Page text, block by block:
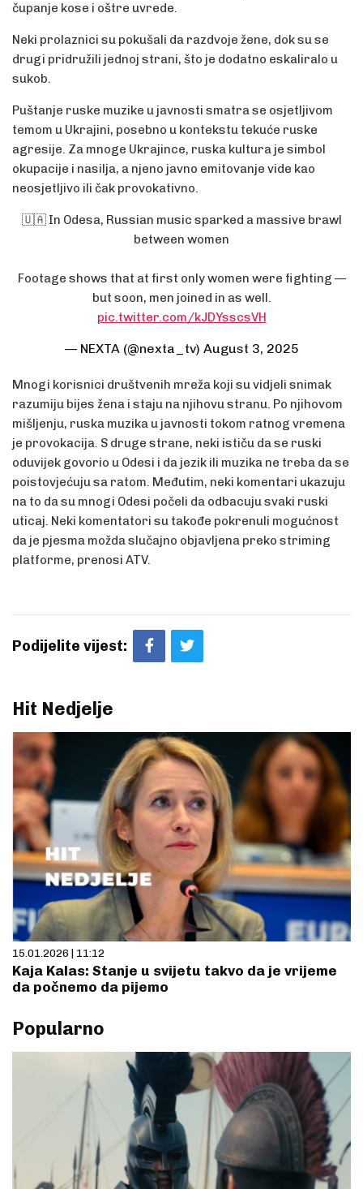
čupanje kose i oštre uvrede.
Neki prolaznici su pokušali da razdvoje žene, dok su se
drugi pridružili jednoj strani, što je dodatno eskaliralo u
sukob.
Puštanje ruske muzike u javnosti smatra se osjetljivom
temom u Ukrajini, posebno u kontekstu tekuće ruske
agresije. Za mnoge Ukrajince, ruska kultura je simbol
okupacije i nasilja, a njeno javno emitovanje vide kao
neosjetljivo ili čak provokativno.
🇺🇦 In Odesa, Russian music sparked a massive brawl
between women
Footage shows that at first only women were fighting —
but soon, men joined in as well.
pic.twitter.com/kJDYsscsVH
— NEXTA (@nexta_tv) August 3, 2025
Mnogi korisnici društvenih mreža koji su vidjeli snimak
razumiju bijes žena i staju na njihovu stranu. Po njihovom
mišljenju, ruska muzika u javnosti tokom ratnog vremena
je provokacija. S druge strane, neki ističu da se ruski
oduvijek govorio u Odesi i da jezik ili muzika ne treba da se
poistovjećuju sa ratom. Međutim, neki komentari ukazuju
na to da su mnogi Odesi počeli da odbacuju svaki ruski
uticaj. Neki komentatori su takođe pokrenuli mogućnost
da je pjesma možda slučajno objavljena preko striming
platforme, prenosi ATV.
Podijelite vijest:
Hit Nedjelje
15.01.2026 | 11:12
Kaja Kalas: Stanje u svijetu takvo da je vrijeme
da počnemo da pijemo
Popularno